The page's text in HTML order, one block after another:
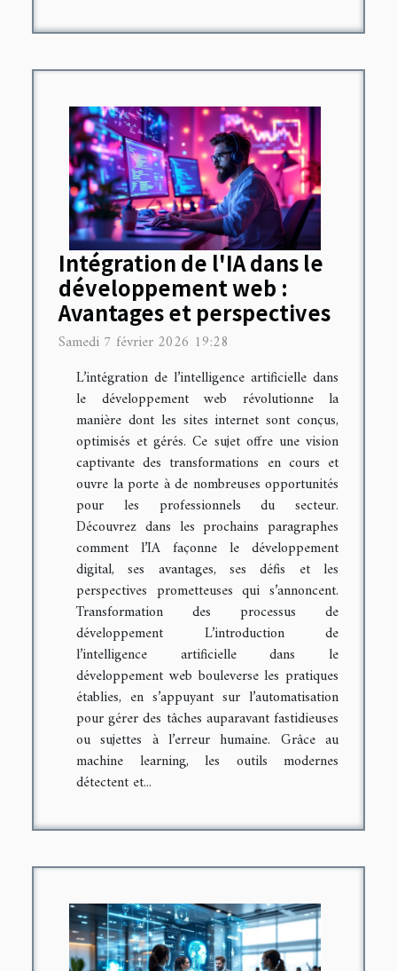
Intégration de l'IA dans le
développement web :
Avantages et perspectives
Samedi 7 février 2026 19:28
L’intégration de l’intelligence artificielle dans
le développement web révolutionne la
manière dont les sites internet sont conçus,
optimisés et gérés. Ce sujet offre une vision
captivante des transformations en cours et
ouvre la porte à de nombreuses opportunités
pour les professionnels du secteur.
Découvrez dans les prochains paragraphes
comment l’IA façonne le développement
digital, ses avantages, ses défis et les
perspectives prometteuses qui s’annoncent.
Transformation des processus de
développement L’introduction de
l’intelligence artificielle dans le
développement web bouleverse les pratiques
établies, en s’appuyant sur l’automatisation
pour gérer des tâches auparavant fastidieuses
ou sujettes à l’erreur humaine. Grâce au
machine learning, les outils modernes
détectent et...